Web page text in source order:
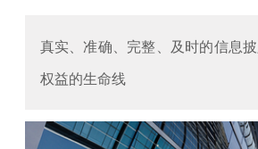
真实、准确、完整、及时的信息
权益的生命线